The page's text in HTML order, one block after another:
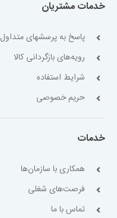
خدمات مشتریان
پاسخ به پرسشهای متداول
رویه‌های بازگردانی کالا
شرایط استفاده
حریم خصوصی
خدمات
همکاری با سازمان‌ها
فرصت‌های شغلی
تماس با ما